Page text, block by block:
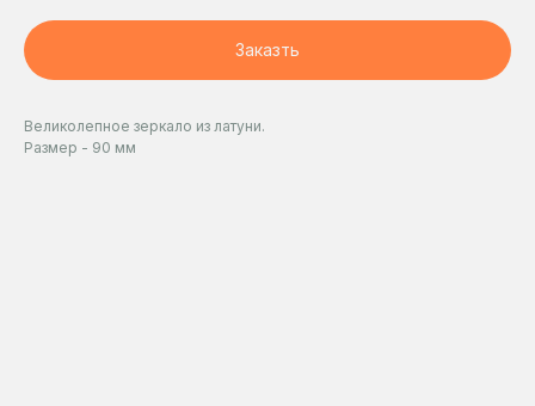
Заказть
Великолепное зеркало из латуни.
Размер - 90 мм